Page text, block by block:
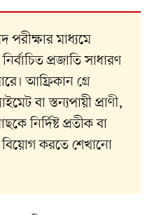
পরীক্ষার মাধ্যমে
প্রজাতি সাধারণ
আফ্রিকান গ্রে
বা স্তন্যপায়ী প্রাণী,
নির্দিষ্ট প্রতীক বা
বিয়োগ করতে শেখানো